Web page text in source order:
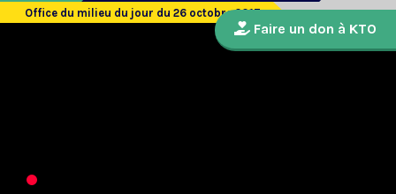
Office du milieu du jour du 26 octobre 2017
Faire un don à KTO